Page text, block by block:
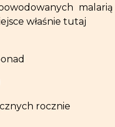
właśnie tutaj
rocznie